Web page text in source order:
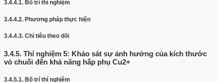
3.4.4.1. Bố trí thí nghiệm
3.4.4.2. Phương pháp thực hiện
3.4.4.3. Chỉ tiêu theo dõi
3.4.5. Thí nghiệm 5: Khảo sát sự ảnh hưởng của kích thước
vỏ chuối đến khả năng hấp phụ Cu2+
3.4.5.1. Bố trí thí nghiệm